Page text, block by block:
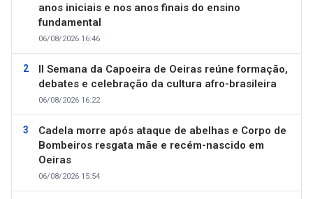
anos iniciais e nos anos finais do ensino
fundamental
06/08/2026 16:46
II Semana da Capoeira de Oeiras reúne formação,
debates e celebração da cultura afro-brasileira
06/08/2026 16:22
Cadela morre após ataque de abelhas e Corpo de
Bombeiros resgata mãe e recém-nascido em
Oeiras
06/08/2026 15:54